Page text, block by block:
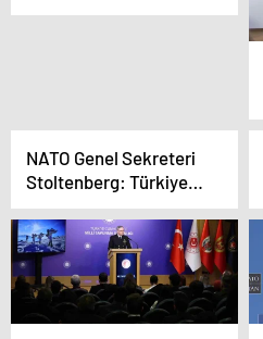
Ardından
NATO Genel Sekreteri
Stoltenberg: Türkiye
Montrö Anlaşması’na
saygı göstermeye
devam etmeli